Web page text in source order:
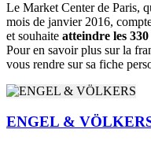
Le Market Center de Paris,
mois de janvier 2016,
et souhaite atteindre les 330
Pour en savoir plus sur la
vous rendre sur sa fiche
ENGEL &